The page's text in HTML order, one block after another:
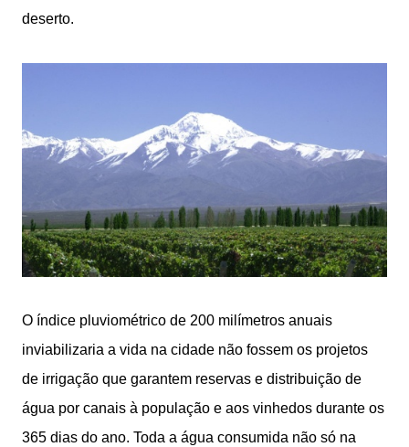
deserto.
O índice pluviométrico de 200 milímetros anuais
inviabilizaria a vida na cidade não fossem os projetos
de irrigação que garantem reservas e distribuição de
água por canais à população e aos vinhedos durante os
365 dias do ano. Toda a água consumida não só na